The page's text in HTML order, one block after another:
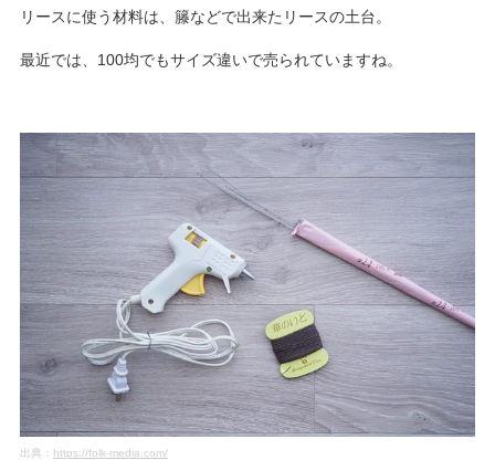
リースに使う材料は、籐などで出来たリースの土台。
最近では、100均でもサイズ違いで売られていますね。
出典： https://folk-media.com/